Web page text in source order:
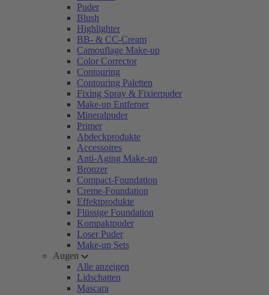
Puder
Blush
Highlighter
BB- & CC-Cream
Camouflage Make-up
Color Corrector
Contouring
Contouring Paletten
Fixing Spray & Fixierpuder
Make-up Entferner
Mineralpuder
Primer
Abdeckprodukte
Accessoires
Anti-Aging Make-up
Bronzer
Compact-Foundation
Creme-Foundation
Effektprodukte
Flüssige Foundation
Kompaktpuder
Loser Puder
Make-up Sets
Augen
Alle anzeigen
Lidschatten
Mascara